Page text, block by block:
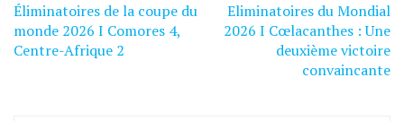
Navigation
de
Éliminatoires de la coupe du
monde 2026 I Comores 4,
Centre-Afrique 2
Eliminatoires du Mondial
2026 I Cœlacanthes : Une
deuxième victoire
convaincante